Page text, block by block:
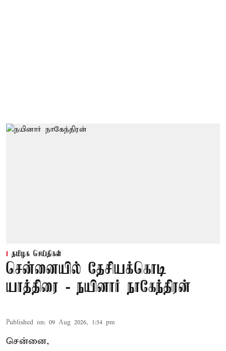
தமிழக செய்திகள்
சென்னையில் தேசியக்கொடி
யாத்திரை - நயினார் நாகேந்திரன்
Published on: 09 Aug 2026, 1:54 pm
சென்னை,